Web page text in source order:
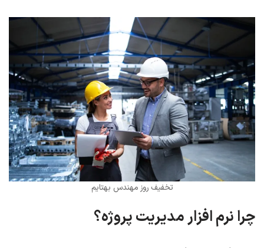
تخفیف روز مهندس بهتایم
چرا نرم افزار مدیریت پروژه؟